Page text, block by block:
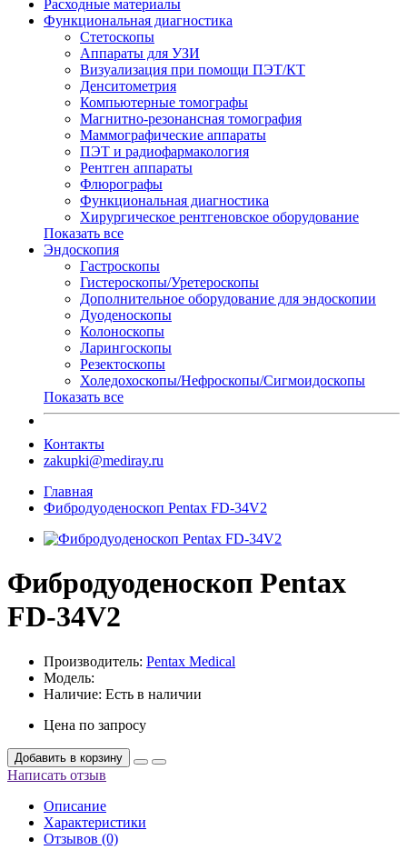
Расходные материалы
Функциональная диагностика
Cтетоскопы
Аппараты для УЗИ
Визуализация при помощи ПЭТ/КТ
Денситометрия
Компьютерные томографы
Магнитно-резонансная томография
Маммографические аппараты
ПЭТ и радиофармакология
Рентген аппараты
Флюрографы
Функциональная диагностика
Хирургическое рентгеновское оборудование
Показать все
Эндоскопия
Гастроскопы
Гистероскопы/Уретероскопы
Дополнительное оборудование для эндоскопии
Дуоденоскопы
Колоноскопы
Ларингоскопы
Резектоскопы
Холедохоскопы/Нефроскопы/Сигмоидоскопы
Показать все
Контакты
zakupki@mediray.ru
Главная
Фибродуоденоскоп Pentax FD-34V2
Фибродуоденоскоп Pentax
FD-34V2
Производитель: Pentax Medical
Модель:
Наличие: Есть в наличии
Цена по запросу
Добавить в корзину
Написать отзыв
Описание
Характеристики
Отзывов (0)